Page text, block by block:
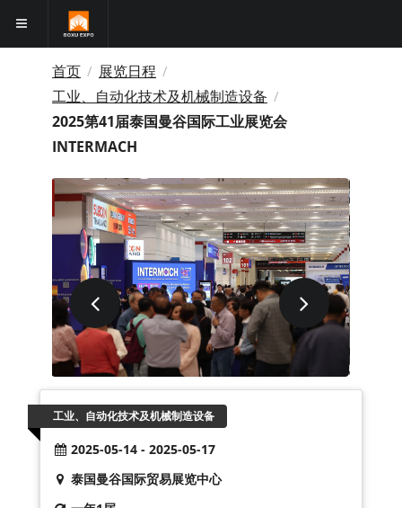
首页 / 展览日程 /
工业、自动化技术及机械制造设备 /
2025第41届泰国曼谷国际工业展览会
INTERMACH
工业、自动化技术及机械制造设备
2025-05-14 - 2025-05-17
泰国曼谷国际贸易展览中心